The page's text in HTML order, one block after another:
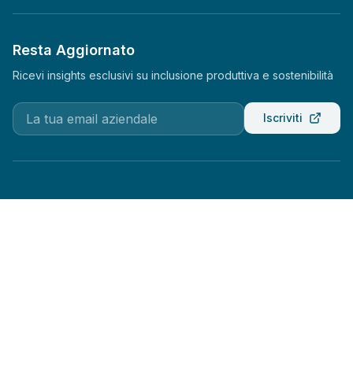
Resta Aggiornato
Ricevi insights esclusivi su inclusione produttiva e sostenibilità
Iscriviti